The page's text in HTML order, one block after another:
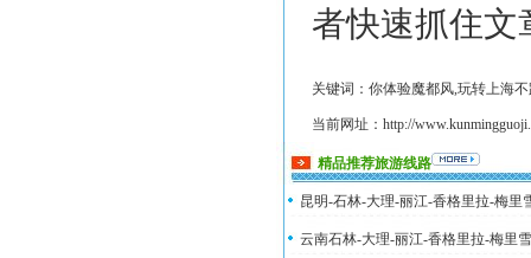
者快速抓住文
关键词：你体验魔都风,玩转上海
当前网址：http://
精品推荐旅游线路
昆明-石林-大理-丽江-香格里拉-梅里
云南石林-大理-丽江-香格里拉-梅里